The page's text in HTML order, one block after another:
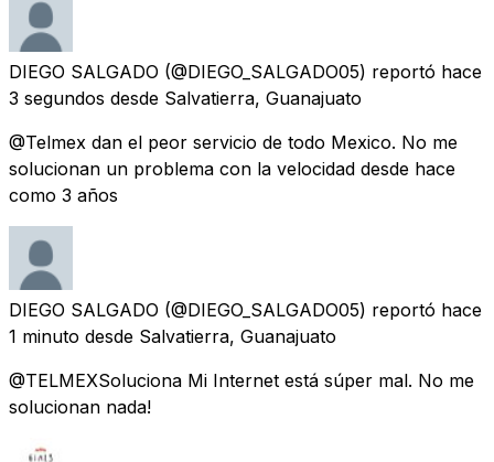
DIEGO SALGADO (@DIEGO_SALGADO05) reportó hace
3 segundos desde Salvatierra, Guanajuato
@Telmex dan el peor servicio de todo Mexico. No me
solucionan un problema con la velocidad desde hace
como 3 años
DIEGO SALGADO (@DIEGO_SALGADO05) reportó hace
1 minuto desde Salvatierra, Guanajuato
@TELMEXSoluciona Mi Internet está súper mal. No me
solucionan nada!